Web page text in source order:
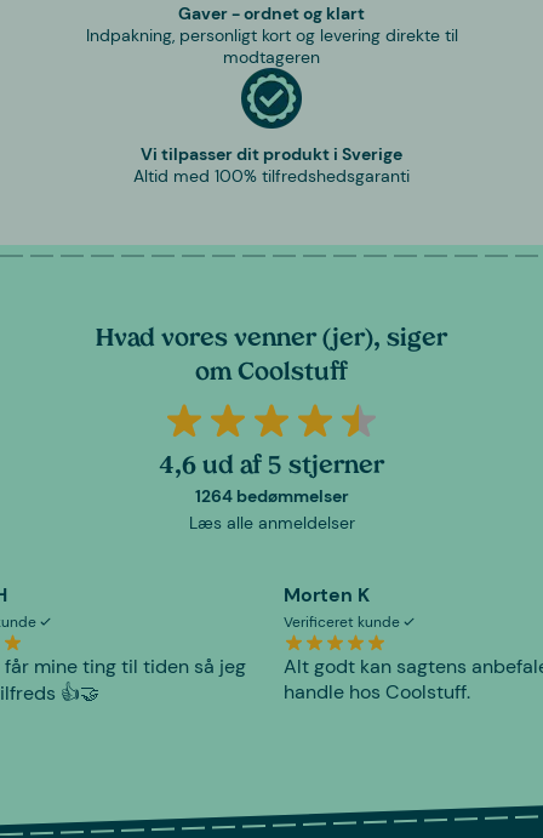
Gaver - ordnet og klart
Indpakning, personligt kort og levering direkte til
modtageren
Vi tilpasser dit produkt i Sverige
Altid med 100% tilfredshedsgaranti
Hvad vores venner (jer), siger
om Coolstuff
4,6 ud af 5 stjerner
1264 bedømmelser
Læs alle anmeldelser
får mine ting til tiden så jeg
👍🤝
Morten K
Verificeret kunde
Alt godt kan sagtens
handle hos Coolstuff.